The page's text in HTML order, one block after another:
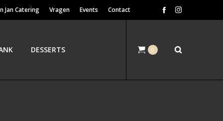
Jan Catering Vragen Events Contact
0
DESSERTS